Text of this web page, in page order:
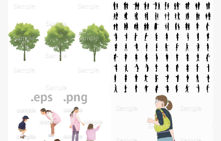
無料ダウンロード